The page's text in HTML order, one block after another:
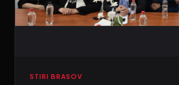
STIRI BRASOV